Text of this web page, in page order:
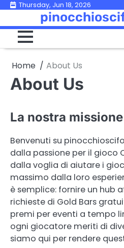
Skip
content
Thursday, Jun 18, 2026
Home About Us
About Us
La nostra
Benvenuti su
dalla passione per il gioco
dalla voglia di aiutare i
massimo dalla loro
è semplice: fornire un hub
richieste di Gold Bars
premi per eventi a tempo
ogni giocatore meriti di
siamo qui per rendere